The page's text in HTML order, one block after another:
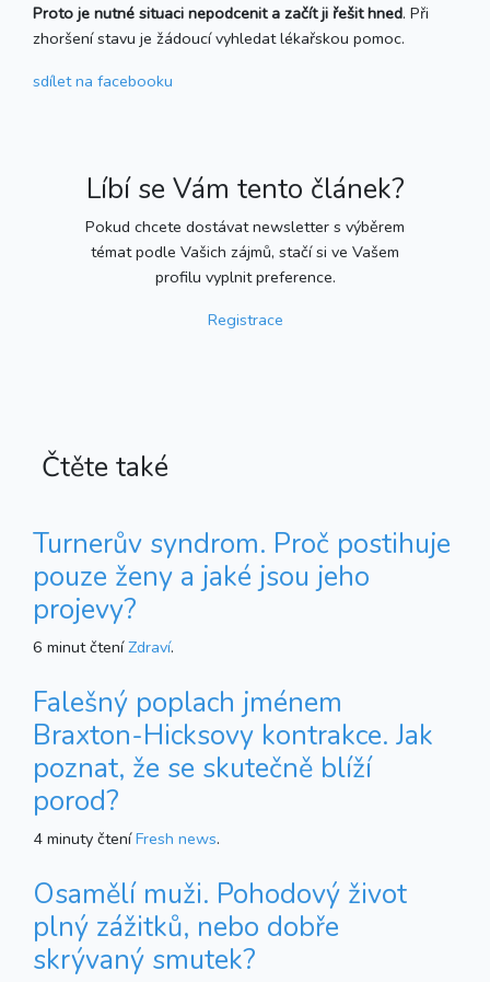
Proto je nutné situaci nepodcenit a začít ji řešit hned. Při
zhoršení stavu je žádoucí vyhledat lékařskou pomoc.
sdíletna facebooku
Líbí se Vám tento článek?
Pokud chcete dostávat newsletter s výběrem
témat podle Vašich zájmů, stačí si ve Vašem
profilu vyplnit preference.
Registrace
Čtěte také
Turnerův syndrom. Proč postihuje
pouze ženy a jaké jsou jeho
projevy?
6 minut čtení Zdraví.
Falešný poplach jménem
Braxton-Hicksovy kontrakce. Jak
poznat, že se skutečně blíží
porod?
4 minuty čtení Fresh news.
Osamělí muži. Pohodový život
plný zážitků, nebo dobře
skrývaný smutek?